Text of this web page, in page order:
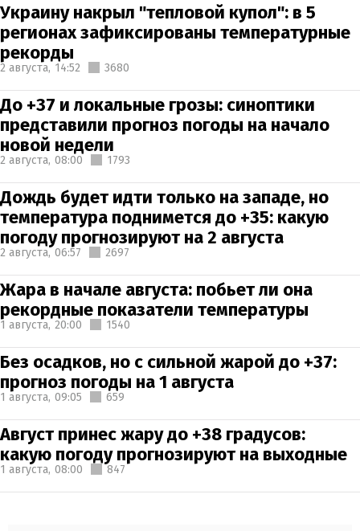
Украину накрыл "тепловой купол": в 5
регионах зафиксированы температурные
рекорды
2 августа, 14:52 3680
До +37 и локальные грозы: синоптики
представили прогноз погоды на начало
новой недели
2 августа, 08:00 1793
Дождь будет идти только на западе, но
температура поднимется до +35: какую
погоду прогнозируют на 2 августа
2 августа, 06:57 2697
Жара в начале августа: побьет ли она
рекордные показатели температуры
1 августа, 20:00 1540
Без осадков, но с сильной жарой до +37:
прогноз погоды на 1 августа
1 августа, 09:05 659
Август принес жару до +38 градусов:
какую погоду прогнозируют на выходные
1 августа, 08:00 847